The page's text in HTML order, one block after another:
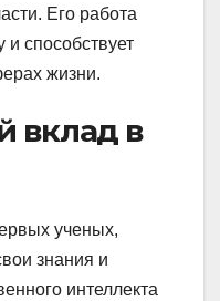
Его работа
и способствует
жизни.
вклад в
ученых,
знания и
интеллекта